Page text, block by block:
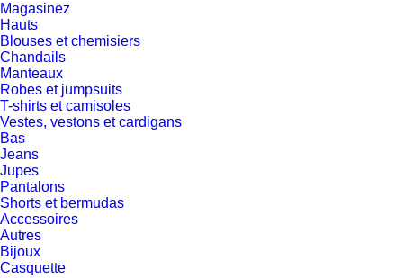
Magasinez
Hauts
Blouses et chemisiers
Chandails
Manteaux
Robes et jumpsuits
T-shirts et camisoles
Vestes, vestons et cardigans
Bas
Jeans
Jupes
Pantalons
Shorts et bermudas
Accessoires
Autres
Bijoux
Casquette